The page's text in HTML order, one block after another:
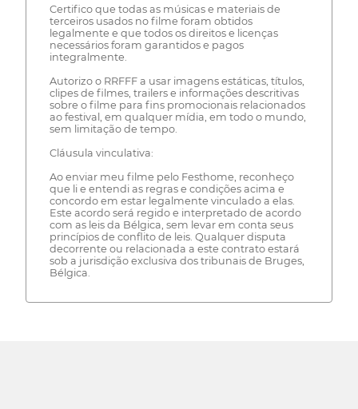
Certifico que todas as músicas e materiais de
terceiros usados no filme foram obtidos
legalmente e que todos os direitos e licenças
necessários foram garantidos e pagos
integralmente.
Autorizo o RRFFF a usar imagens estáticas, títulos,
clipes de filmes, trailers e informações descritivas
sobre o filme para fins promocionais relacionados
ao festival, em qualquer mídia, em todo o mundo,
sem limitação de tempo.
Cláusula vinculativa:
Ao enviar meu filme pelo Festhome, reconheço
que li e entendi as regras e condições acima e
concordo em estar legalmente vinculado a elas.
Este acordo será regido e interpretado de acordo
com as leis da Bélgica, sem levar em conta seus
princípios de conflito de leis. Qualquer disputa
decorrente ou relacionada a este contrato estará
sob a jurisdição exclusiva dos tribunais de Bruges,
Bélgica.